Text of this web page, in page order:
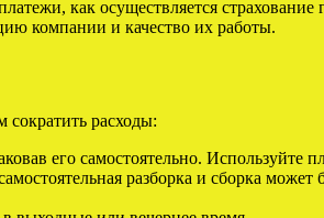
как осуществляется страхование
компании и качество их работы.
сократить расходы:
его самостоятельно. Используйте
разборка и сборка может